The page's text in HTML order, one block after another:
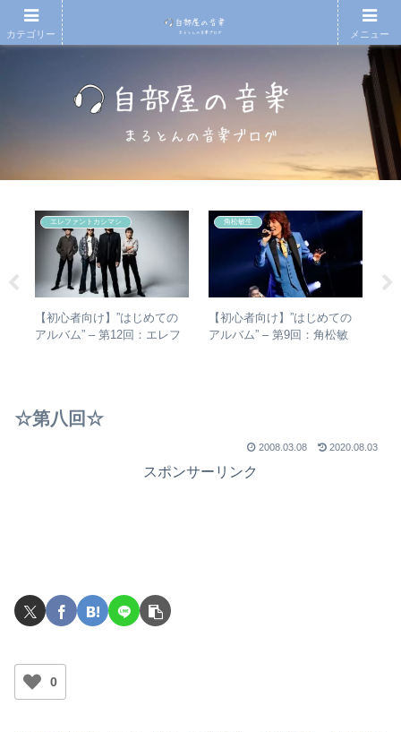
エレファントカシマシ
【初心者向け】”はじめての
アルバム” – 第12回：エレフ
角松敏生
【初心者向け】”はじめての
アルバム” – 第9回：角松敏
☆第八回☆
2008.03.08 2020.08.03
スポンサーリンク
0
カテゴリー メニュー